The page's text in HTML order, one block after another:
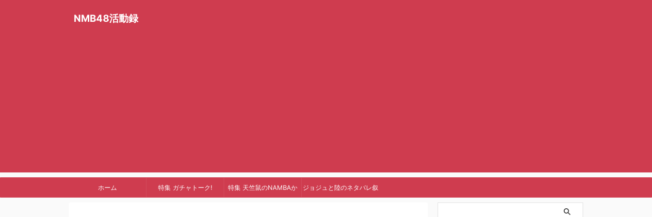
NMB48活動録
ホーム 特集 ガチャトーク! 特集 天竺鼠のNAMBAか ジョジュと陸のネタバレ叙